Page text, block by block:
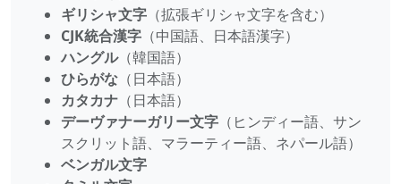
ギリシャ文字 （拡張ギリシャ文字を含む）
CJK統合漢字 （中国語、日本語漢字）
ハングル（韓国語）
ひらがな （日本語）
カタカナ （日本語）
デーヴァナーガリー文字 （ヒンディー語、サン
スクリット語、マラーティー語、ネパール語）
ベンガル文字